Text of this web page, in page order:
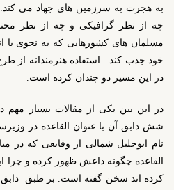
به هجرت به سرزمین های جهاد می
چه از نظر گرافیکی و چه از نظر
مسلمان های کشورهایی که به نحوی با
خود جذب کند . استفاده هنرمندانه از
در این مسیر دو چندان کرده است.
در این بین یکی از مقالات بسیار
شش دابق آن با عنوان القاعده در
نام ابوجلیل شمالی از وقایعی که در
القاعده چگونه داعش ظهور کرده و چرا
کرده اند سخن گفته است. بر طبق دابق